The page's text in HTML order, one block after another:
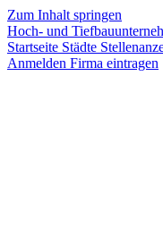
Zum Inhalt springen
Hoch- und
Startseite Städte
Anmelden Firma eintragen